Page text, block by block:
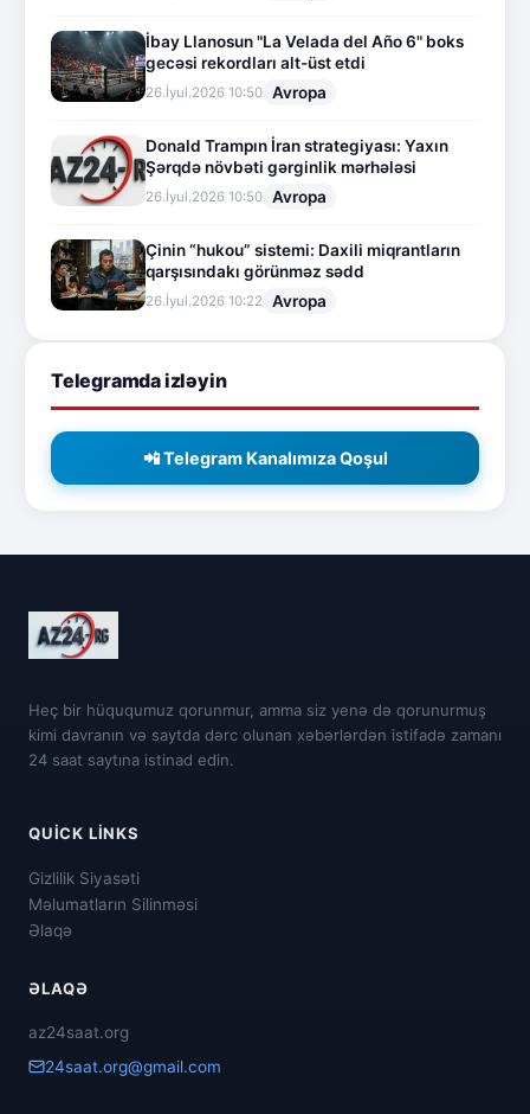
İbay Llanosun "La Velada del Año 6" boks
gecəsi rekordları alt-üst etdi
26.İyul.2026 10:50 Avropa
Donald Trampın İran strategiyası: Yaxın
Şərqdə növbəti gərginlik mərhələsi
26.İyul.2026 10:50 Avropa
Çinin “hukou” sistemi: Daxili miqrantların
qarşısındakı görünməz sədd
26.İyul.2026 10:22 Avropa
Telegramda izləyin
📲 Telegram Kanalımıza Qoşul
Heç bir hüququmuz qorunmur, amma siz yenə də qorunurmuş
kimi davranın və saytda dərc olunan xəbərlərdən istifadə zamanı
24 saat saytına istinad edin.
QUICK LINKS
Gizlilik Siyasəti
Məlumatların Silinməsi
Əlaqə
ƏLAQƏ
az24saat.org
24saat.org@gmail.com